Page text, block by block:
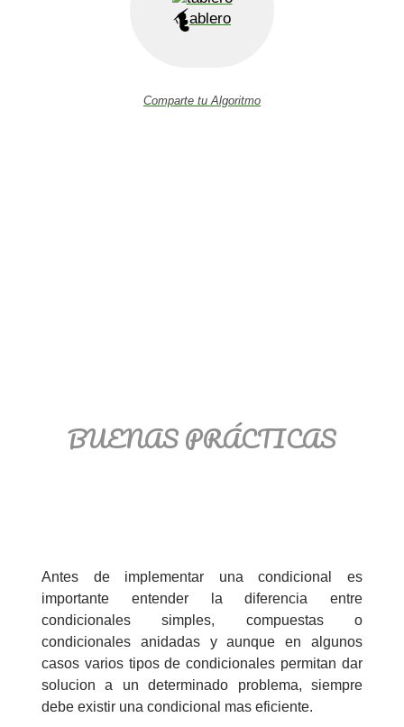
ablero
Comparte tu Algoritmo
BUENAS PRÁCTICAS
Antes de implementar una condicional es
importante entender la diferencia entre
condicionales simples, compuestas o
condicionales anidadas y aunque en algunos
casos varios tipos de condicionales permitan dar
solucion a un determinado problema, siempre
debe existir una condicional mas eficiente.